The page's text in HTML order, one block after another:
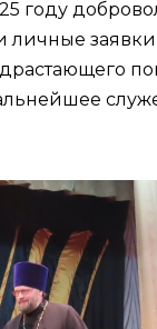
году
личные